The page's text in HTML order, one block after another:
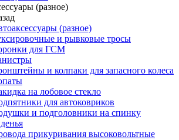
(разное)
(разное)
и рывковые тросы
для ГСМ
и колпаки для запасного колеса
на лобовое стекло
для автоковриков
и подголовники на спинку
прикуривания высоковольтные